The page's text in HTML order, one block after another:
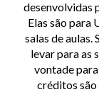
desenvolvidas
Elas são para
salas de aulas.
levar para as
vontade
créditos